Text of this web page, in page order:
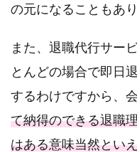
の元になることもあり
また、退職代行サー
とんどの場合で即日
するわけですから、
て納得のできる退職
はある意味当然とい